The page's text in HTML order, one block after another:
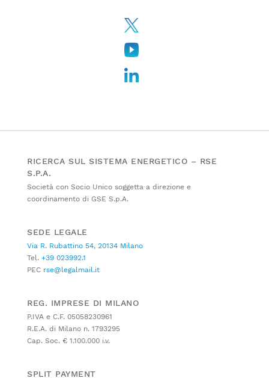
RICERCA SUL SISTEMA ENERGETICO – RSE
S.P.A.
Società con Socio Unico soggetta a direzione e
coordinamento di GSE S.p.A.
SEDE LEGALE
Via R. Rubattino 54, 20134 Milano
Tel. +39 023992.1
PEC rse@legalmail.it
REG. IMPRESE DI MILANO
P.IVA e C.F. 05058230961
R.E.A. di Milano n. 1793295
Cap. Soc. € 1.100.000 i.v.
SPLIT PAYMENT